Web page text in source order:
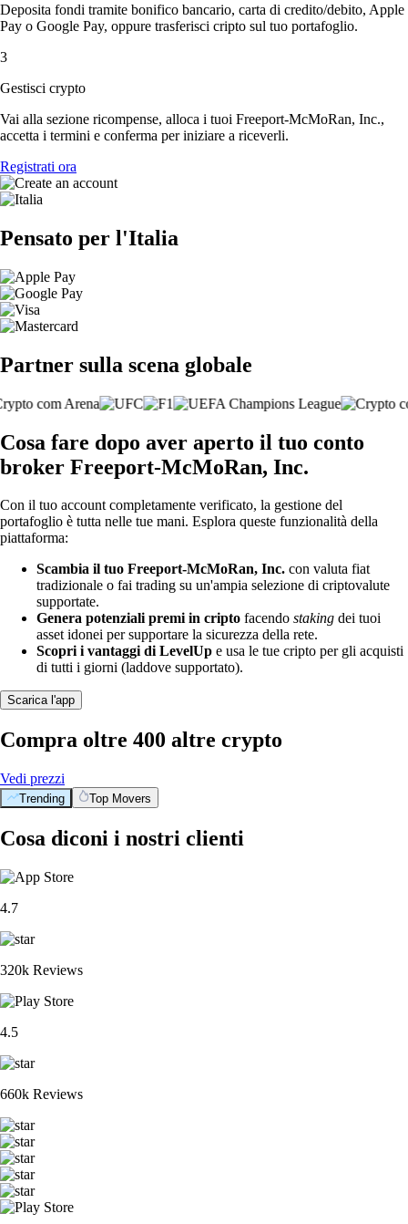
Deposita fondi tramite bonifico bancario, carta di credito/debito, Apple
Pay o Google Pay, oppure trasferisci cripto sul tuo portafoglio.
3
Gestisci crypto
Vai alla sezione ricompense, alloca i tuoi Freeport-McMoRan, Inc.,
accetta i termini e conferma per iniziare a riceverli.
Registrati ora
Pensato per l'Italia
Partner sulla scena globale
Cosa fare dopo aver aperto il tuo conto
broker Freeport-McMoRan, Inc.
Con il tuo account completamente verificato, la gestione del
portafoglio è tutta nelle tue mani. Esplora queste funzionalità della
piattaforma:
Scambia il tuo Freeport-McMoRan, Inc. con valuta fiat
tradizionale o fai trading su un'ampia selezione di criptovalute
supportate.
Genera potenziali premi in cripto facendo staking dei tuoi
asset idonei per supportare la sicurezza della rete.
Scopri i vantaggi di LevelUp e usa le tue cripto per gli acquisti
di tutti i giorni (laddove supportato).
Scarica l'app
Compra oltre 400 altre crypto
Vedi prezzi
Trending Top Movers
Cosa diconi i nostri clienti
4.7
320k Reviews
4.5
660k Reviews